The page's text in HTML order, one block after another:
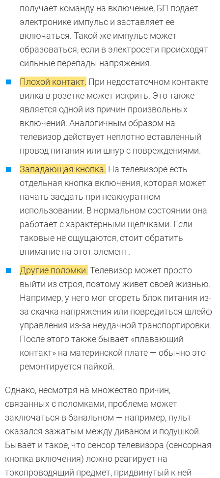
получает команду на включение, БП подает
электронике импульс и заставляет ее
включаться. Такой же импульс может
образоваться, если в электросети происходят
сильные перепады напряжения.
Плохой контакт. При недостаточном контакте
вилка в розетке может искрить. Это также
является одной из причин произвольных
включений. Аналогичным образом на
телевизор действует неплотно вставленный
провод питания или шнур с повреждениями.
Западающая кнопка. На телевизоре есть
отдельная кнопка включения, которая может
начать заедать при неаккуратном
использовании. В нормальном состоянии она
работает с характерными щелчками. Если
таковые не ощущаются, стоит обратить
внимание на этот элемент.
Другие поломки. Телевизор может просто
выйти из строя, поэтому живет своей жизнью.
Например, у него мог сгореть блок питания из-
за скачка напряжения или повредиться шлейф
управления из-за неудачной транспортировки.
После этого также бывает «плавающий
контакт» на материнской плате — обычно это
ремонтируется пайкой.
Однако, несмотря на множество причин,
связанных с поломками, проблема может
заключаться в банальном — например, пульт
оказался зажатым между диваном и подушкой.
Бывает и такое, что сенсор телевизора (сенсорная
кнопка включения) ложно реагирует на
токопроводящий предмет, придвинутый к ней